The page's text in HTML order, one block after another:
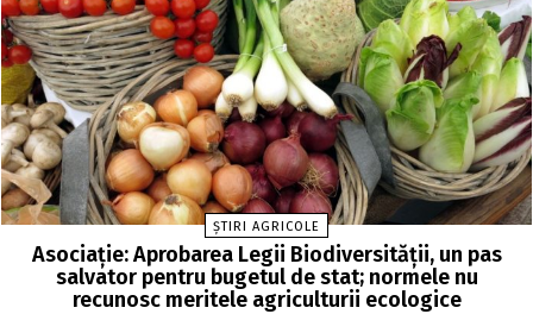
ȘTIRI AGRICOLE
Asociație: Aprobarea Legii Biodiversității, un pas
salvator pentru bugetul de stat; normele nu
recunosc meritele agriculturii ecologice